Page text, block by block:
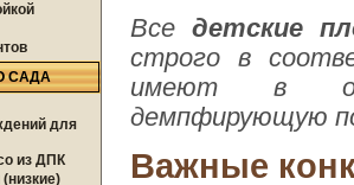
Все детские
строго в
имеют в
демпфирующую
Важные
САДА
для
из ДПК